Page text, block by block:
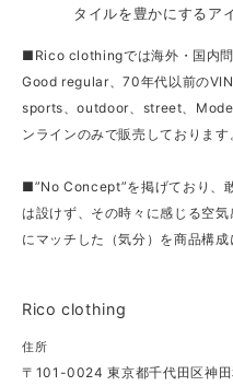
タイルを豊かにするア
■Rico clothingでは海外・国内
Good regular、70年代以前の
sports、outdoor、street、Mode
ンラインのみで販売しております
■”No Concept”を掲げており、
は設けず、その時々に感じる空
にマッチした（気分）を商品構成
Rico clothing
住所
〒101-0024 東京都千代田区神